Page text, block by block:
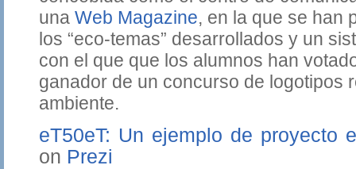
una Web Magazine, en la que se han
los “eco-temas” desarrollados y un
con el que que los alumnos han
ganador de un concurso de logotipos
ambiente.
eT50eT: Un ejemplo de proyecto
on Prezi